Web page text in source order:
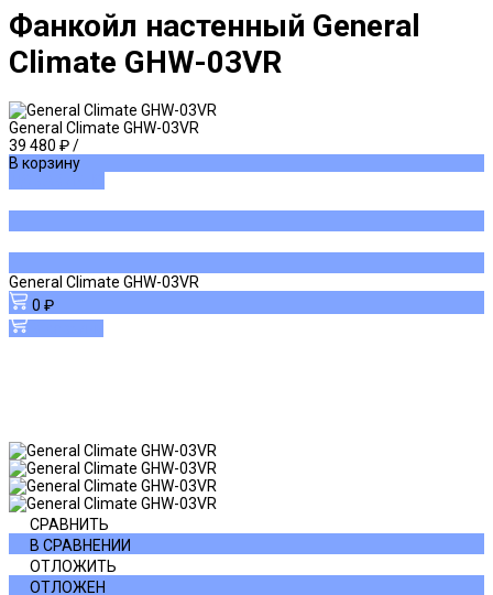
Фанкойл настенный General
Climate GHW-03VR
General Climate GHW-03VR
39 480 ₽/
В корзину
General Climate GHW-03VR
0 ₽
СРАВНИТЬ
В СРАВНЕНИИ
ОТЛОЖИТЬ
ОТЛОЖЕН